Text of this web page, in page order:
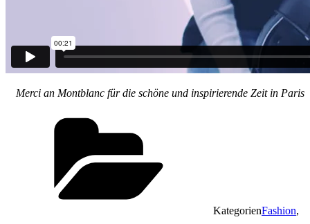
Merci an Montblanc für die schöne und inspirierende Zeit in Paris
KategorienFashion,